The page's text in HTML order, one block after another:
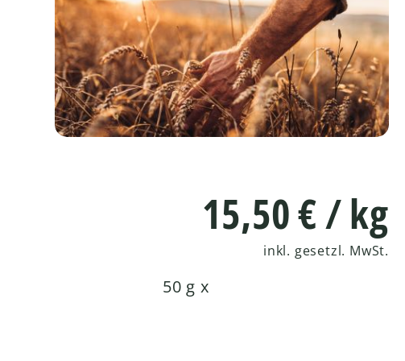
15,50€/ kg
inkl. gesetzl. MwSt.
50 g x